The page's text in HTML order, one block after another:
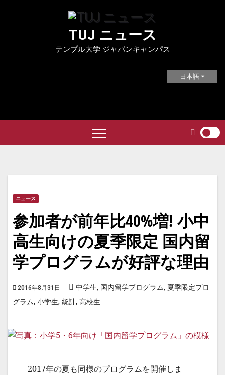
TUJ ニュース
テンプル大学 ジャパンキャンパス
日本語
ニュース
参加者が前年比40%増! 小中
高生向けの夏季限定 国内留
学プログラムが好評な理由
2016年8月31日 中学生, 国内留学プログラム, 夏季限定プロ
グラム, 小学生, 統計, 高校生
2017年の夏も同様のプログラムを開催しま